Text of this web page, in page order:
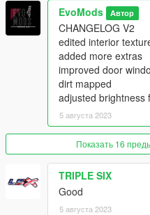
Models Sources:
Serbian Mods
Evo Mods
DFZ
Installation in readme
Credits:
Evo Mods
Sam Mods
Serbian Mods
EvoMods Автор
CHANGELOG V2
edited interior
added more extras
improved door
dirt mapped
adjusted brightness
5 августа 2023
Показать 16
TRIPLE SIX
Good
5 августа 2023